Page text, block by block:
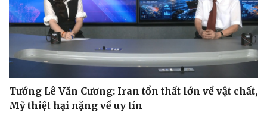
Tướng Lê Văn Cương: Iran tổn thất lớn về vật chất,
Mỹ thiệt hại nặng về uy tín